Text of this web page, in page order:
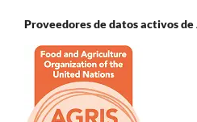
Proveedores de datos activos de